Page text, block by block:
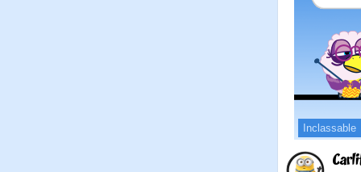
Inclassable